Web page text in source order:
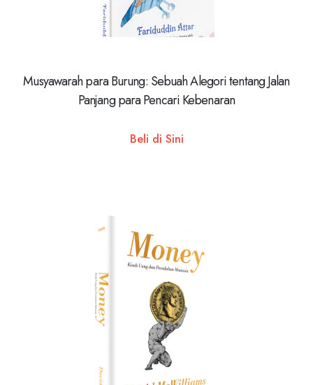
Musyawarah para Burung: Sebuah Alegori tentang Jalan
Panjang para Pencari Kebenaran
Beli di Sini